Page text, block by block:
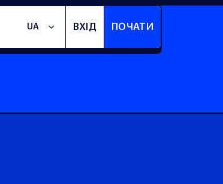
UA ВХІД ПОЧАТИ